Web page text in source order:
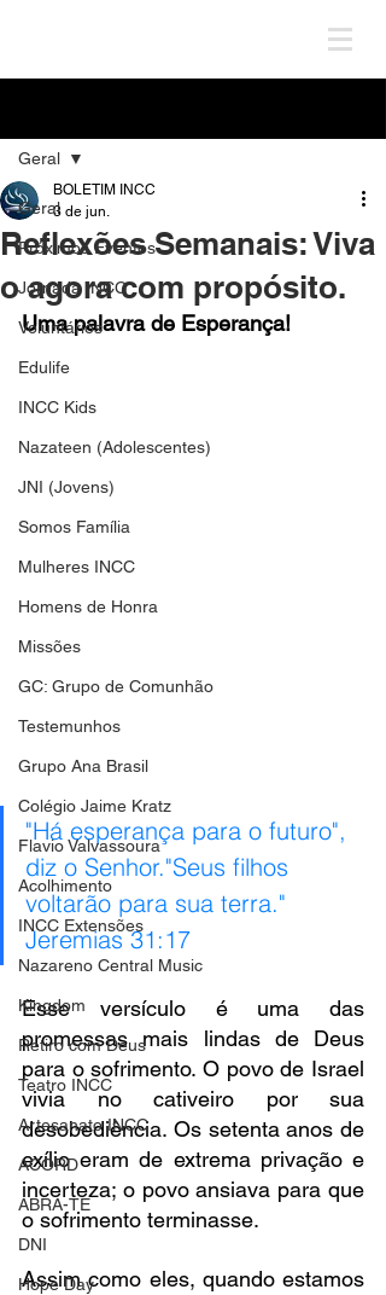
Geral
Próximos Eventos
Jornada INCC
Voluntários
Edulife
INCC Kids
Nazateen (Adolescentes)
JNI (Jovens)
Somos Família
Mulheres INCC
Homens de Honra
Missões
GC: Grupo de Comunhão
Testemunhos
Grupo Ana Brasil
Colégio Jaime Kratz
Flavio Valvassoura
Acolhimento
INCC Extensões
Nazareno Central Music
Kingdom
Retiro com Deus
Teatro INCC
Artesanato INCC
ACORD
ABRA-TE
DNI
Hope Day
Geral
Reflexões Semanais: Viva
o agora com propósito.
BOLETIM INCC
3 de jun.
Uma palavra de Esperança!
"Há esperança para o futuro",
diz o Senhor."Seus filhos
voltarão para sua terra."
Jeremias 31:17
Esse versículo é uma das
promessas mais lindas de Deus
para o sofrimento. O povo de Israel
vivia no cativeiro por sua
desobediência. Os setenta anos de
exílio eram de extrema privação e
incerteza; o povo ansiava para que
o sofrimento terminasse.
Assim como eles, quando estamos